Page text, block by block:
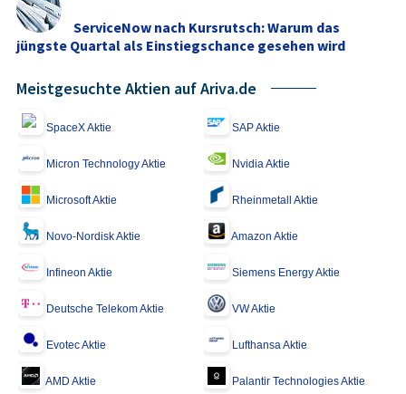
ServiceNow nach Kursrutsch: Warum das
jüngste Quartal als Einstiegschance gesehen wird
Meistgesuchte Aktien auf Ariva.de
SpaceX Aktie SAP Aktie
Micron Technology Aktie Nvidia Aktie
Microsoft Aktie Rheinmetall Aktie
Novo-Nordisk Aktie Amazon Aktie
Infineon Aktie Siemens Energy Aktie
Deutsche Telekom Aktie VW Aktie
Evotec Aktie Lufthansa Aktie
AMD Aktie Palantir Technologies Aktie